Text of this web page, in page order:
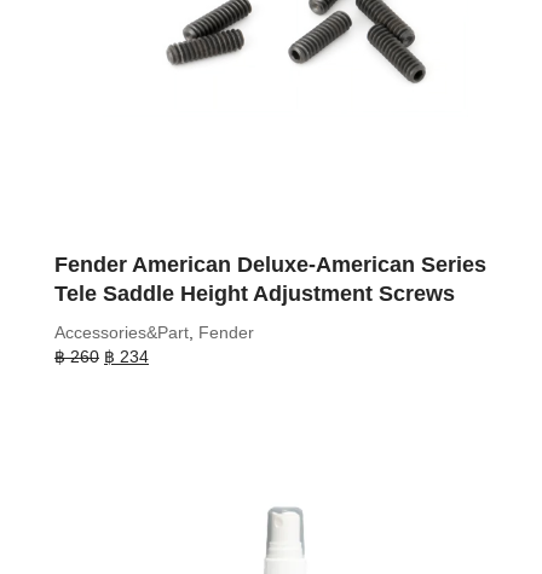
Fender American Deluxe-American Series
Tele Saddle Height Adjustment Screws
Accessories&Part, Fender
฿260 Original
฿ 234Current